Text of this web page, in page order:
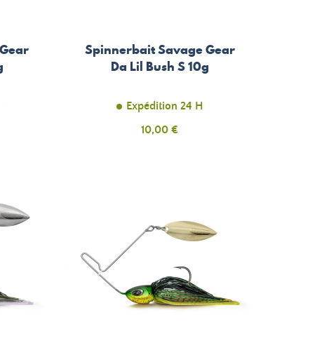
Spinnerbait Savage Gear
Da Lil Bush S 10g
Expédition 24 H
Prix
10,00 €